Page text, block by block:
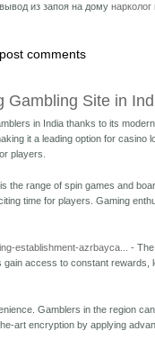
из запоя на дому
comments
Gambling Site in
in India thanks to its
it a leading option for
players.
the range of spin games and
time for players. Gaming
establishment-azrbayca...
-
access to constant
Gamblers in the region
art encryption by applying